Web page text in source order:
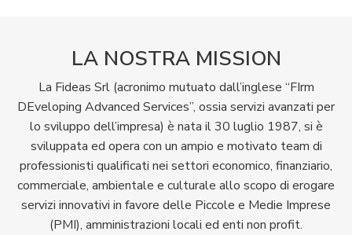
LA NOSTRA MISSION
La Fideas Srl (acronimo mutuato dall’inglese “FIrm
DEveloping Advanced Services”, ossia servizi avanzati per
lo sviluppo dell’impresa) è nata il 30 luglio 1987, si è
sviluppata ed opera con un ampio e motivato team di
professionisti qualificati nei settori economico, finanziario,
commerciale, ambientale e culturale allo scopo di erogare
servizi innovativi in favore delle Piccole e Medie Imprese
(PMI), amministrazioni locali ed enti non profit.